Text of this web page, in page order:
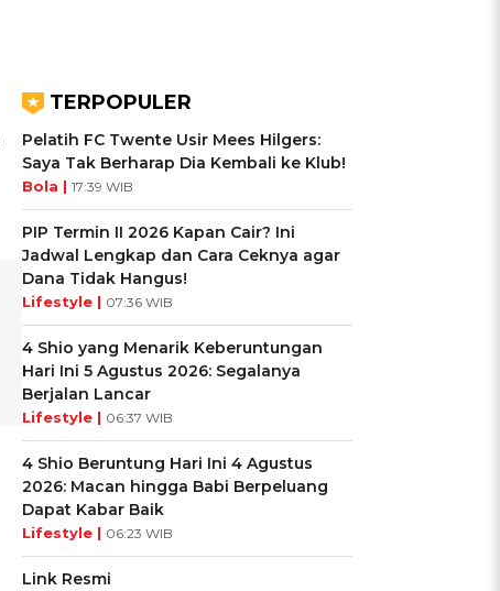
TERPOPULER
Pelatih FC Twente Usir Mees Hilgers:
Saya Tak Berharap Dia Kembali ke Klub!
Bola | 17:39 WIB
PIP Termin II 2026 Kapan Cair? Ini
Jadwal Lengkap dan Cara Ceknya agar
Dana Tidak Hangus!
Lifestyle | 07:36 WIB
4 Shio yang Menarik Keberuntungan
Hari Ini 5 Agustus 2026: Segalanya
Berjalan Lancar
Lifestyle | 06:37 WIB
4 Shio Beruntung Hari Ini 4 Agustus
2026: Macan hingga Babi Berpeluang
Dapat Kabar Baik
Lifestyle | 06:23 WIB
Link Resmi